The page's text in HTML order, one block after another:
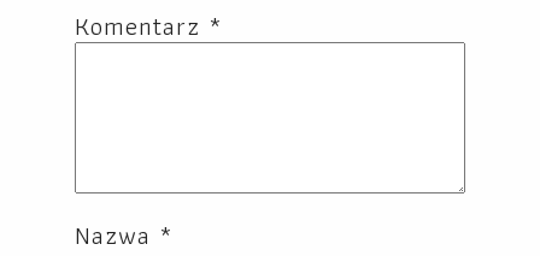
Komentarz *
Nazwa *